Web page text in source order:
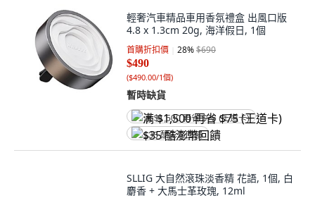
輕奢汽車精品車用香氛禮盒 出風口版
4.8 x 1.3cm 20g, 海洋假日, 1個
首購折扣價 28%$690
$490
($490.00/1個)
暫時缺貨
满 $1,500 再省 $75 (王道卡)
$35 酷澎幣回饋
SLLIG 大自然滾珠淡香精 花語, 1個, 白
麝香 + 大馬士革玫瑰, 12ml